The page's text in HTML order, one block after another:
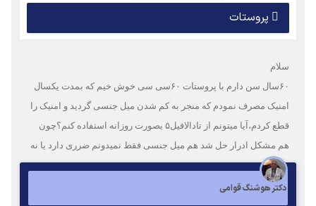
پروستات
سلام
۶۰سال سن دارم با پروستات ۶۰سی سی خوش خیم که بمدت یکسال
امنیک مصرف نمودم که منجر به کم شدن میل جنسی گردید و امنیک را
قطع کردم،آیا میتونم از تادالافیل۵ بصورت روزانه استفاده کنم؟چون
هم مشکل ادرار حل شد هم میل جنسی فقط نمیدونم ضرری دارد یا نه
دکتر هوشنگ قوامی